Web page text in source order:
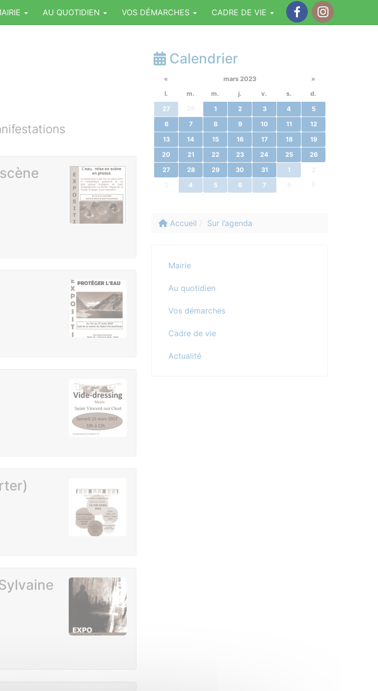
AU QUOTIDIEN VOS DÉMARCHES
CADRE DE VIE
Calendrier
« mars 2023
»
l.
m. m. j. v. s. d.
27 28 1 2 3 4 5
6 7 8 9 10 11 12
13 14 15 16 17 18 19
20 21 22 23 24 25 26
27 28 29 30 31 1 2
3 4 5 6 7 8 9
Accueil Sur l’agenda
Mairie
Au quotidien
Vos démarches
Cadre de vie
Actualité